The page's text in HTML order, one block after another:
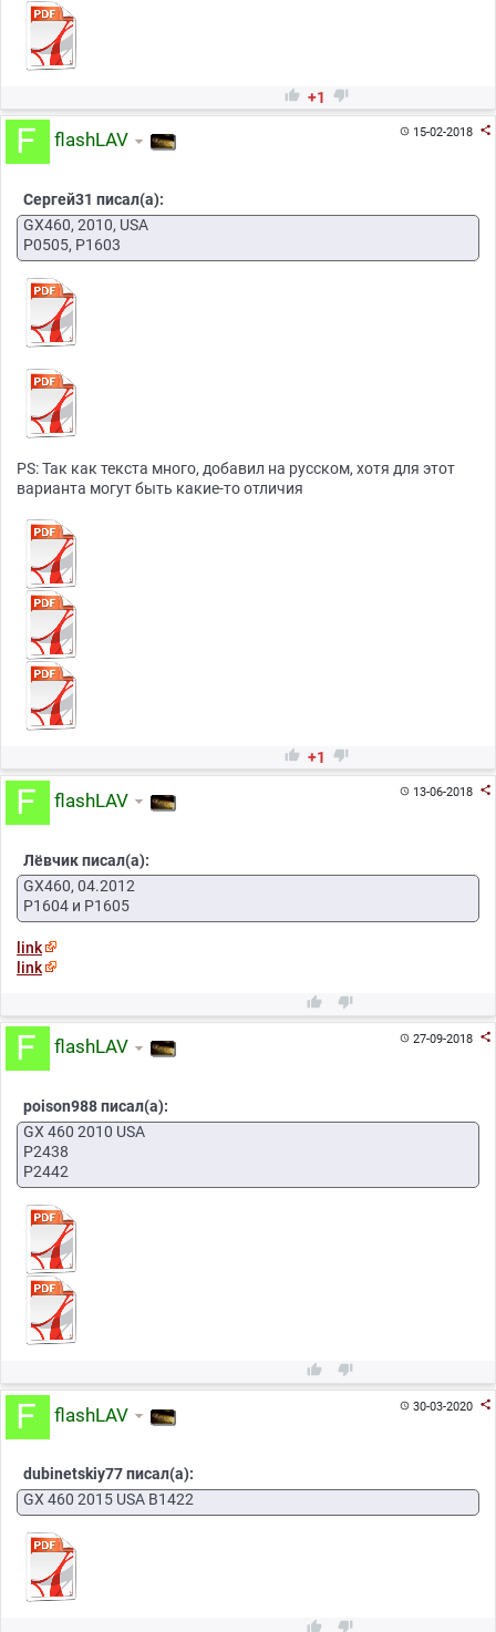
 +1 
15-02-2018 
flashLAV
Сергей31 писал(а):
GX460, 2010, USA
P0505, P1603
PS: Так как текста много, добавил на русском, хотя для этот
варианта могут быть какие-то отличия
 +1 
13-06-2018 
flashLAV
Лёвчик писал(а):
GX460, 04.2012
Р1604 и Р1605
link
link
 
27-09-2018 
flashLAV
poison988 писал(а):
GX 460 2010 USA
P2438
P2442
 
30-03-2020 
flashLAV
dubinetskiy77 писал(а):
GX 460 2015 USA B1422
 